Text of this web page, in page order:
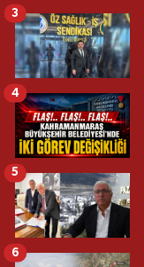
3
4
5
6